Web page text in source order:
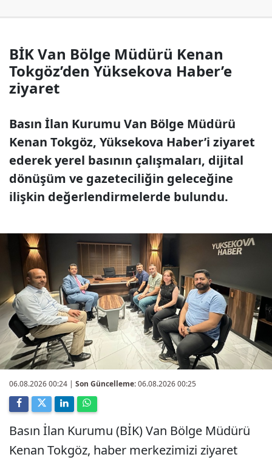
BİK Van Bölge Müdürü Kenan
Tokgöz’den Yüksekova Haber’e
ziyaret
Basın İlan Kurumu Van Bölge Müdürü
Kenan Tokgöz, Yüksekova Haber’i ziyaret
ederek yerel basının çalışmaları, dijital
dönüşüm ve gazeteciliğin geleceğine
ilişkin değerlendirmelerde bulundu.
06.08.2026 00:24 | Son Güncelleme:06.08.2026 00:25
Basın İlan Kurumu (BİK) Van Bölge Müdürü
Kenan Tokgöz, haber merkezimizi ziyaret